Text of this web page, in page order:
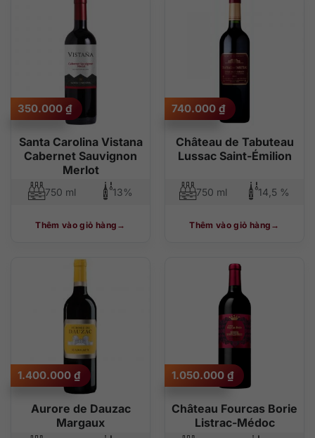
Santa Carolina Vistana
Cabernet Sauvignon
Merlot
350.000 ₫
750 ml 13%
Thêm vào giỏ hàng
Château de Tabuteau
Lussac Saint-Émilion
740.000 ₫
750 ml 14,5 %
Thêm vào giỏ hàng
Aurore de Dauzac
Margaux
1.400.000 ₫
Château Fourcas Borie
Listrac-Médoc
1.050.000 ₫